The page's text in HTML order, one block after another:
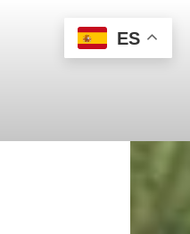
ES